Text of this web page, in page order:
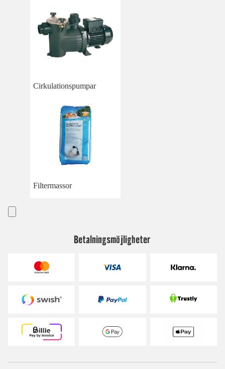
Cirkulationspumpar
Filtermassor
Betalningsmöjligheter